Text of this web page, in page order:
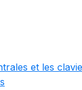
et les